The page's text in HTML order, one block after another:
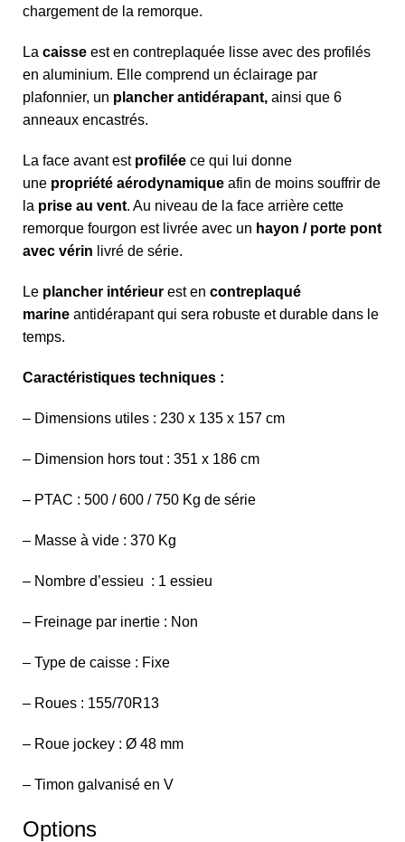
chargement de la remorque.
La caisse est en contreplaquée lisse avec des profilés
en aluminium. Elle comprend un éclairage par
plafonnier, un plancher antidérapant, ainsi que 6
anneaux encastrés.
La face avant est profilée ce qui lui donne
une propriété aérodynamique afin de moins souffrir de
la prise au vent. Au niveau de la face arrière cette
remorque fourgon est livrée avec un hayon / porte pont
avec vérin livré de série.
Le plancher intérieur est en contreplaqué
marine antidérapant qui sera robuste et durable dans le
temps.
Caractéristiques techniques :
– Dimensions utiles : 230 x 135 x 157 cm
– Dimension hors tout : 351 x 186 cm
– PTAC : 500 / 600 / 750 Kg de série
– Masse à vide : 370 Kg
– Nombre d’essieu : 1 essieu
– Freinage par inertie : Non
– Type de caisse : Fixe
– Roues : 155/70R13
– Roue jockey : Ø 48 mm
– Timon galvanisé en V
Options